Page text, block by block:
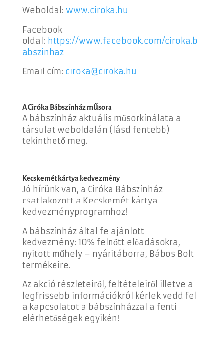
Weboldal: www.ciroka.hu
Facebook
oldal: https://www.facebook.com/ciroka.b
abszinhaz
Email cím: ciroka@ciroka.hu
A Ciróka Bábszínház műsora
A bábszínház aktuális műsorkínálata a
társulat weboldalán (lásd fentebb)
tekinthető meg.
Kecskemét kártya kedvezmény
Jó hírünk van, a Ciróka Bábszínház
csatlakozott a Kecskemét kártya
kedvezményprogramhoz!
A bábszínház által felajánlott
kedvezmény: 10% felnőtt előadásokra,
nyitott műhely – nyáritáborra, Bábos Bolt
termékeire.
Az akció részleteiről, feltételeiről illetve a
legfrissebb információkról kérlek vedd fel
a kapcsolatot a bábszínházzal a fenti
elérhetőségek egyikén!